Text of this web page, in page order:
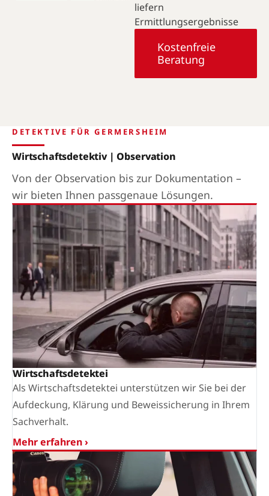
liefern
Ermittlungsergebnisse
Kostenfreie
Beratung
DETEKTIVE FÜR GERMERSHEIM
Wirtschaftsdetektiv | Observation
Von der Observation bis zur Dokumentation –
wir bieten Ihnen passgenaue Lösungen.
Wirtschaftsdetektei
Als Wirtschaftsdetektei unterstützen wir Sie bei der
Aufdeckung, Klärung und Beweissicherung in Ihrem
Sachverhalt.
Mehr erfahren ›